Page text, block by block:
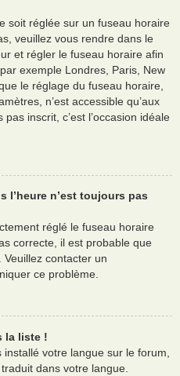
soit réglée sur un fuseau horaire
veuillez vous rendre dans le
et régler le fuseau horaire afin
exemple Londres, Paris, New
le réglage du fuseau horaire,
n’est accessible qu’aux
inscrit, c’est l’occasion idéale
l’heure n’est toujours pas
réglé le fuseau horaire
correcte, il est probable que
Veuillez contacter un
ce problème.
la liste !
votre langue sur le forum,
dans votre langue.